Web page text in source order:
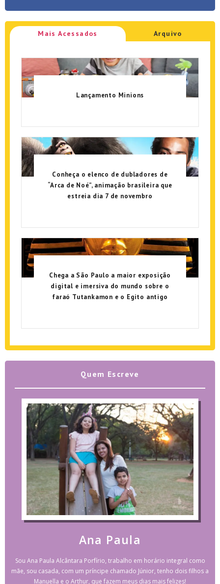
Mais Acessados Arquivo
Lançamento Minions
Conheça o elenco de dubladores de
“Arca de Noé”, animação brasileira que
estreia dia 7 de novembro
Chega a São Paulo a maior exposição
digital e imersiva do mundo sobre o
faraó Tutankamon e o Egito antigo
Quem Escreve
Ana Paula
Sou Ana Paula Alcântara Porfírio, trabalho em horário integral como
mãe, sou casada, com um príncipe chamado Júnior, tenho dois filhos a
Manuella e o Arthur, que fazem meus dias mais felizes!